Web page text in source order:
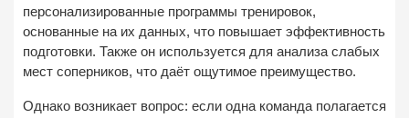
персонализированные программы тренировок,
основанные на их данных, что повышает эффективность
подготовки. Также он используется для анализа слабых
мест соперников, что даёт ощутимое преимущество.
Однако возникает вопрос: если одна команда полагается